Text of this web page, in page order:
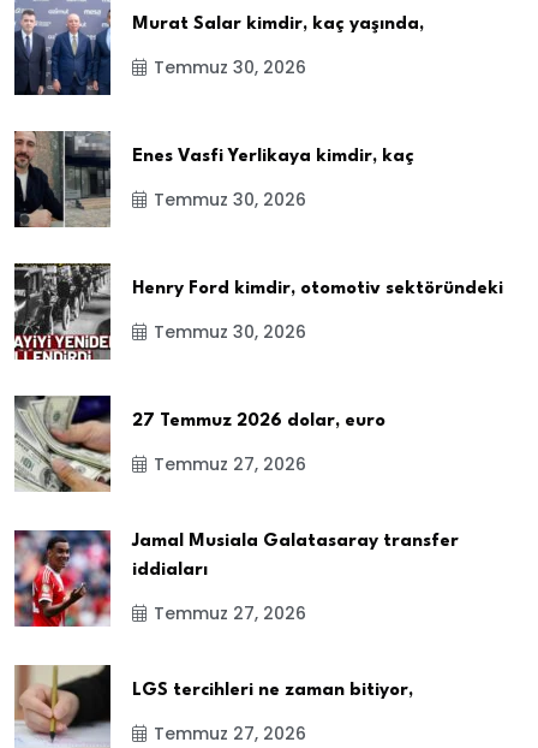
Murat Salar kimdir, kaç yaşında,
Temmuz 30, 2026
Enes Vasfi Yerlikaya kimdir, kaç
Temmuz 30, 2026
Henry Ford kimdir, otomotiv sektöründeki
Temmuz 30, 2026
27 Temmuz 2026 dolar, euro
Temmuz 27, 2026
Jamal Musiala Galatasaray transfer
iddiaları
Temmuz 27, 2026
LGS tercihleri ne zaman bitiyor,
Temmuz 27, 2026